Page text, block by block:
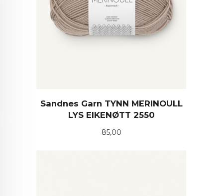
Sandnes Garn TYNN MERINOULL
LYS EIKENØTT 2550
Pris
85,00